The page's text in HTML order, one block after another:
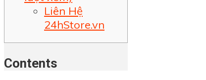
Liên Hệ
24hStore.vn
Contents